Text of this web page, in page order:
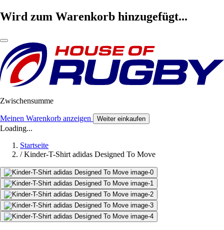
Wird zum Warenkorb hinzugefügt...
Zwischensumme
Meinen Warenkorb anzeigen Weiter einkaufen
Loading...
Startseite
/ Kinder-T-Shirt adidas Designed To Move